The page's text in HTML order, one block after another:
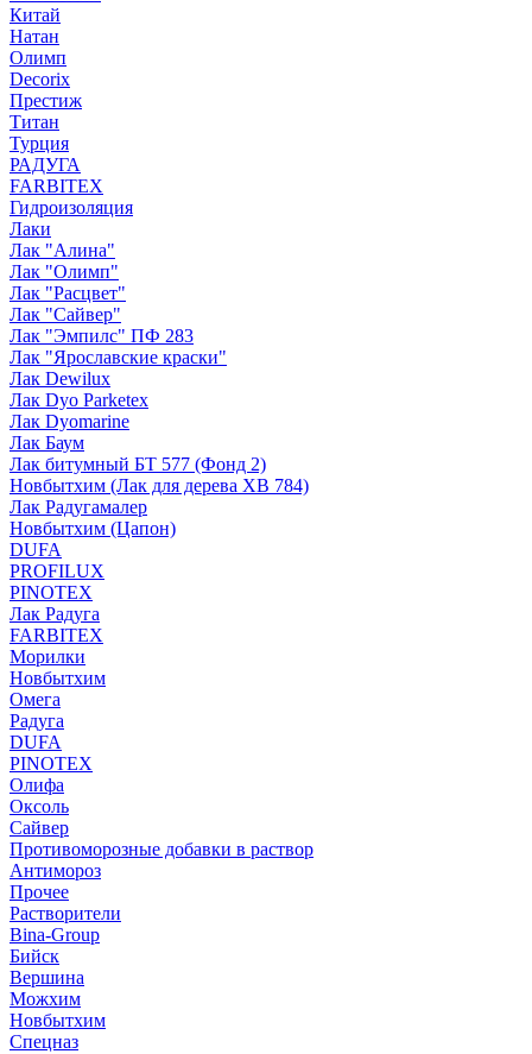
Китай
Натан
Олимп
Decorix
Престиж
Титан
Турция
РАДУГА
FARBITEX
Гидроизоляция
Лаки
Лак "Алина"
Лак "Олимп"
Лак "Расцвет"
Лак "Сайвер"
Лак "Эмпилс" ПФ 283
Лак "Ярославские краски"
Лак Dewilux
Лак Dyo Parketex
Лак Dyomarine
Лак Баум
Лак битумный БТ 577 (Фонд 2)
Новбытхим (Лак для дерева ХВ 784)
Лак Радугамалер
Новбытхим (Цапон)
DUFA
PROFILUX
PINOTEX
Лак Радуга
FARBITEX
Морилки
Новбытхим
Омега
Радуга
DUFA
PINOTEX
Олифа
Оксоль
Сайвер
Противоморозные добавки в раствор
Антимороз
Прочее
Растворители
Bina-Group
Бийск
Вершина
Можхим
Новбытхим
Спецназ